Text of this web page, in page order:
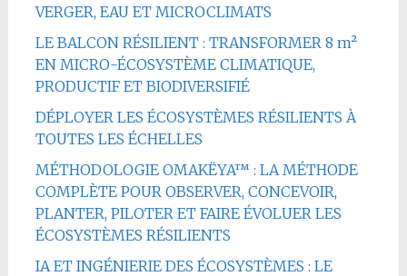
VERGER, EAU ET MICROCLIMATS
LE BALCON RÉSILIENT : TRANSFORMER 8 m²
EN MICRO-ÉCOSYSTÈME CLIMATIQUE,
PRODUCTIF ET BIODIVERSIFIÉ
DÉPLOYER LES ÉCOSYSTÈMES RÉSILIENTS À
TOUTES LES ÉCHELLES
MÉTHODOLOGIE OMAKËYA™ : LA MÉTHODE
COMPLÈTE POUR OBSERVER, CONCEVOIR,
PLANTER, PILOTER ET FAIRE ÉVOLUER LES
ÉCOSYSTÈMES RÉSILIENTS
IA ET INGÉNIERIE DES ÉCOSYSTÈMES : LE